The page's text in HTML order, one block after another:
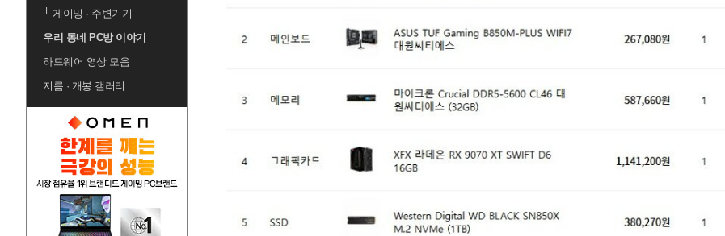
└게이밍 · 주변기기
우리 동네 PC방 이야기
하드웨어 영상 모음
지름 · 개봉 갤러리